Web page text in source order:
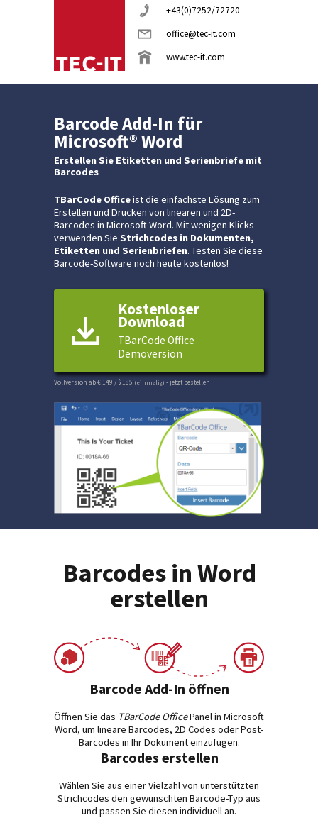
+43(0)7252/72720
office@tec-it.com
www.tec-it.com
Barcode Add-In für
Microsoft® Word
Erstellen Sie Etiketten und Serienbriefe mit
Barcodes
TBarCode Officeist die einfachste Lösung zum
Erstellen und Drucken von linearen und 2D-
Barcodes in Microsoft Word. Mit wenigen Klicks
verwenden Sie Strichcodes in Dokumenten,
Etiketten und Serienbriefen. Testen Sie diese
Barcode-Software noch heute kostenlos!
Kostenloser
Download
TBarCode Office
Demoversion
Vollversion ab € 149 / $ 185 (einmalig) - jetzt bestellen
Barcodes in Word
erstellen
Barcode Add-In öffnen
Öffnen Sie das TBarCode OfficePanel in Microsoft
Word, um lineare Barcodes, 2D Codes oder Post-
Barcodes in Ihr Dokument einzufügen.
Barcodes erstellen
Wählen Sie aus einer Vielzahl von unterstützten
Strichcodes den gewünschten Barcode-Typ aus
und passen Sie diesen individuell an.